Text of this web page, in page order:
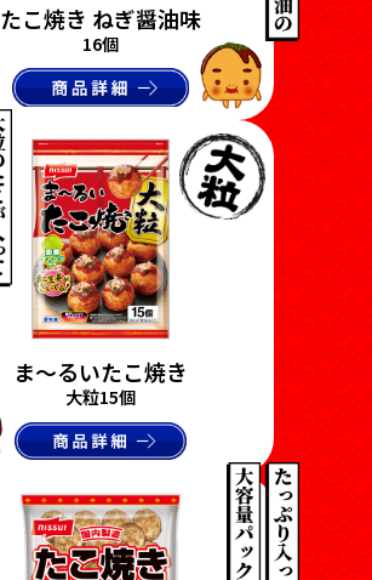
たこ焼き ねぎ醤油味
16個
ま〜るいたこ焼き
大粒15個